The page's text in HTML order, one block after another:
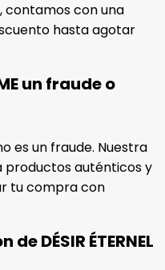
contamos con una
hasta agotar
un fraude o
no es un fraude. Nuestra
productos auténticos y
tu compra con
DÉSIR ÉTERNEL